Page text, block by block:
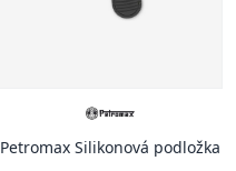
Petromax Silikonová podložka